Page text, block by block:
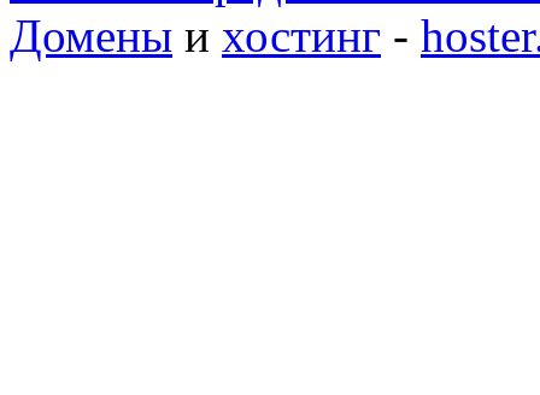
Домены и хостинг -